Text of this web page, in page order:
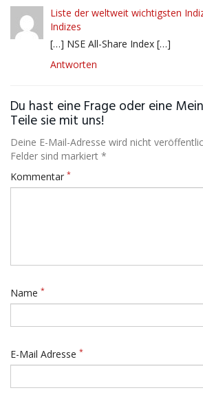
Liste der weltweit wichtigsten
Indizes
[…] NSE All-Share Index […]
Antworten
Du hast eine Frage oder eine
Teile sie mit uns!
Deine E-Mail-Adresse wird nicht
Felder sind markiert *
Kommentar *
Name *
E-Mail Adresse *